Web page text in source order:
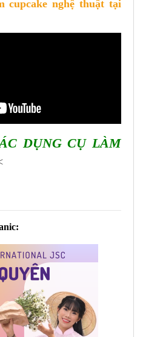
cupcake nghệ thuật tại
DỤNG CỤ LÀM